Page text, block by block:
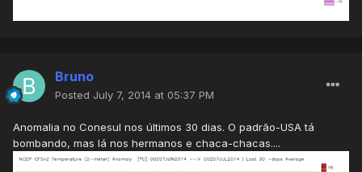
Bruno
Posted July 7, 2014 at 05:37 PM
Anomalia no Conesul nos últimos 30 dias. O padrão-USA tá
bombando, mas lá nos hermanos e chaca-chacas....